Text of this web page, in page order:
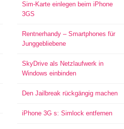
Sim-Karte einlegen beim iPhone
3GS
Rentnerhandy – Smartphones für
Junggebliebene
SkyDrive als Netzlaufwerk in
Windows einbinden
Den Jailbreak rückgängig machen
iPhone 3G s: Simlock entfernen